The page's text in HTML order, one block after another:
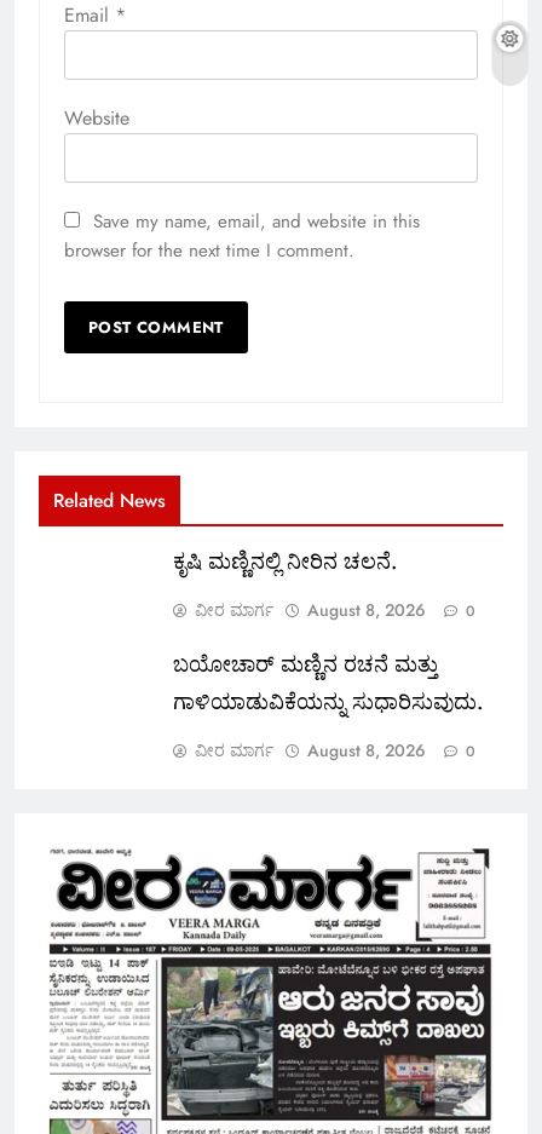
Email *
Website
Save my name, email, and website in this
browser for the next time I comment.
Related News
ಕೃಷಿ ಮಣ್ಣಿನಲ್ಲಿ ನೀರಿನ ಚಲನೆ.
ವೀರ ಮಾರ್ಗ August 8, 2026 0
ಬಯೋಚಾರ್ ಮಣ್ಣಿನ ರಚನೆ ಮತ್ತು
ಗಾಳಿಯಾಡುವಿಕೆಯನ್ನು ಸುಧಾರಿಸುವುದು.
ವೀರ ಮಾರ್ಗ August 8, 2026 0